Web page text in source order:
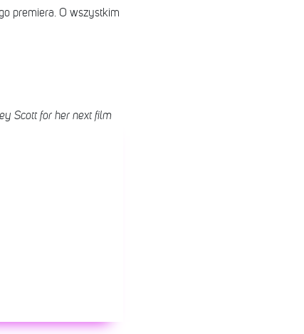
premiera. O wszystkim
Scott for her next film